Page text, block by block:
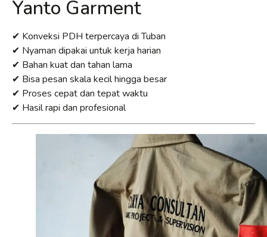
Yanto Garment
✔ Konveksi PDH terpercaya di Tuban
✔ Nyaman dipakai untuk kerja harian
✔ Bahan kuat dan tahan lama
✔ Bisa pesan skala kecil hingga besar
✔ Proses cepat dan tepat waktu
✔ Hasil rapi dan profesional